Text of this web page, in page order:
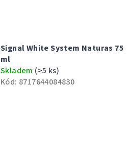
Signal White System Naturas 75
ml
Skladem (>5 ks)
Kód: 8717644084830